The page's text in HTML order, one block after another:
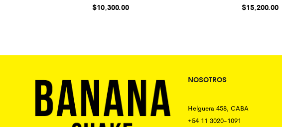
$10,300.00 $15,200.00
NOSOTROS
Helguera 458, CABA
+54 11 3020-1091